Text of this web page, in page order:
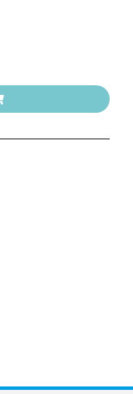
introduce la